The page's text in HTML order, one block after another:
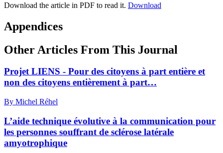
Download the article in PDF to read it. Download
Appendices
Other Articles From This Journal
Projet LIENS - Pour des citoyens à part entière et
non des citoyens entièrement à part…
By Michel Réhel
L’aide technique évolutive à la communication pour
les personnes souffrant de sclérose latérale
amyotrophique